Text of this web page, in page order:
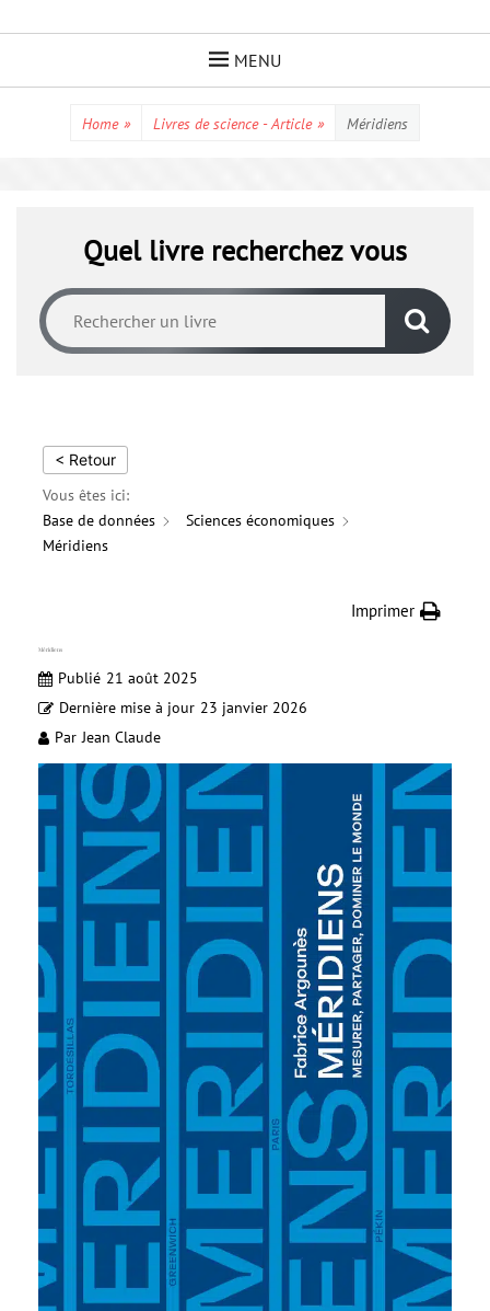
MENU
Home » Livres de science - Article » Méridiens
Quel livre recherchez vous
< Retour
Vous êtes ici:
Base de données
Sciences économiques
Méridiens
Imprimer
Méridiens
Publié 21 août 2025
Dernière mise à jour 23 janvier 2026
Par Jean Claude